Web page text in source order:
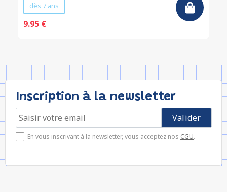
dès 7 ans
9.95 €
Inscription à la newsletter
En vous inscrivant à la newsletter, vous acceptez nos CGU.